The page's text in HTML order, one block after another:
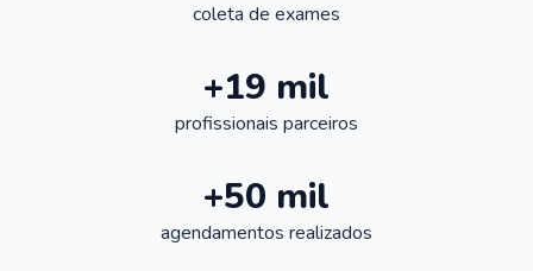
coleta de exames
+19 mil
profissionais parceiros
+50 mil
agendamentos realizados